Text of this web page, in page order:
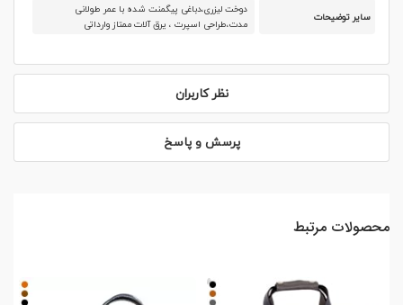
سایر توضیحات
دوخت لیزری،دباغی پیگمنت شده با عمر طولانی
مدت،طراحی اسپرت ، یرق آلات ممتاز وارداتی
نظر کاربران
پرسش و پاسخ
محصولات مرتبط